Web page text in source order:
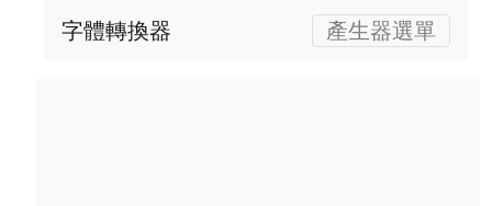
字體轉換器 產生器選單